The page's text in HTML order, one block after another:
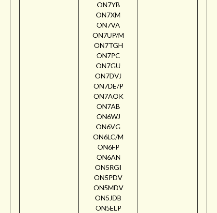
ON7YB
ON7XM
ON7VA
ON7UP/M
ON7TGH
ON7PC
ON7GU
ON7DVJ
ON7DE/P
ON7AOK
ON7AB
ON6WJ
ON6VG
ON6LC/M
ON6FP
ON6AN
ON5RGI
ON5PDV
ON5MDV
ON5JDB
ON5ELP